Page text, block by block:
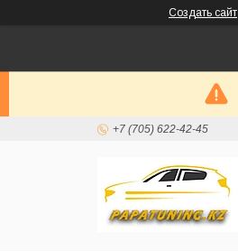
Создать сайт
+7 (705) 622-42-45